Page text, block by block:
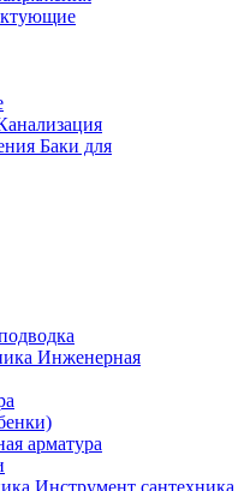
Баки для
Инженерная
арматура
Инструмент сантехника